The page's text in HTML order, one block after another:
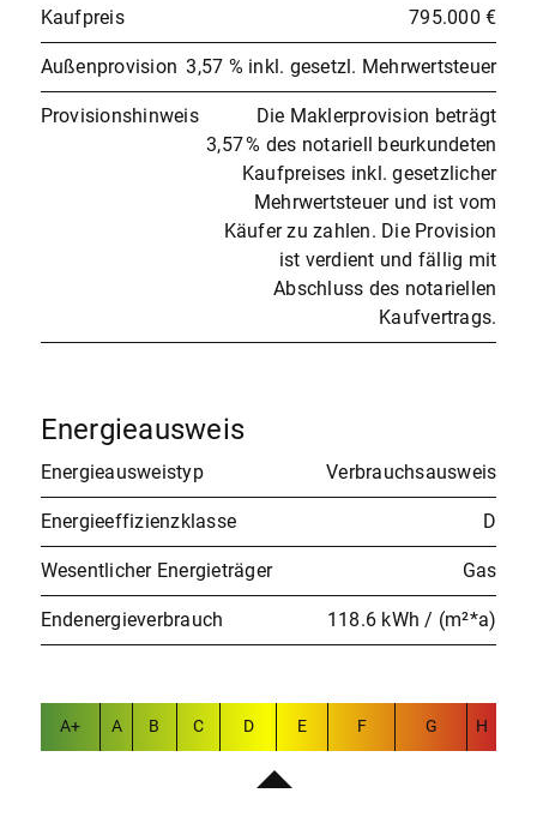
Kaufpreis 795.000 €
Außenprovision 3,57 % inkl. gesetzl. Mehrwertsteuer
Provisionshinweis
Die Maklerprovision beträgt
3,57 % des notariell beurkundeten
Kaufpreises inkl. gesetzlicher
Mehrwertsteuer und ist vom
Käufer zu zahlen. Die Provision
ist verdient und fällig mit
Abschluss des notariellen
Kaufvertrags.
Energieausweis
Energieausweistyp Verbrauchsausweis
Energieeffizienzklasse D
Wesentlicher Energieträger Gas
Endenergieverbrauch 118.6 kWh / (m²*a)
A+ A B C D E F G H